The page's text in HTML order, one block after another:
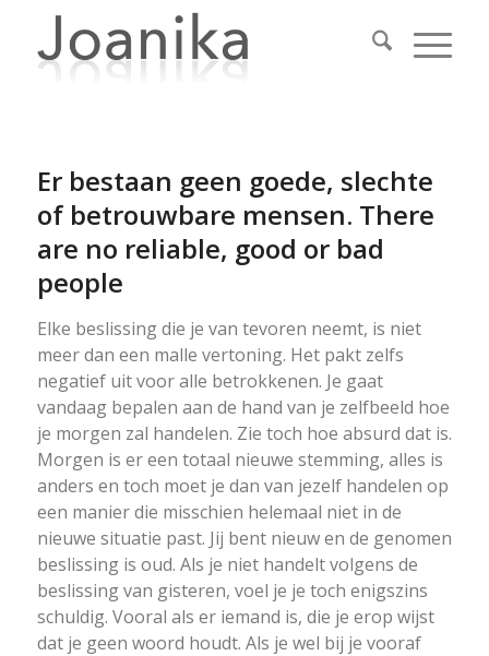
Er bestaan geen goede, slechte
of betrouwbare mensen. There
are no reliable, good or bad
people
Elke beslissing die je van tevoren neemt, is niet
meer dan een malle vertoning. Het pakt zelfs
negatief uit voor alle betrokkenen. Je gaat
vandaag bepalen aan de hand van je zelfbeeld hoe
je morgen zal handelen. Zie toch hoe absurd dat is.
Morgen is er een totaal nieuwe stemming, alles is
anders en toch moet je dan van jezelf handelen op
een manier die misschien helemaal niet in de
nieuwe situatie past. Jij bent nieuw en de genomen
beslissing is oud. Als je niet handelt volgens de
beslissing van gisteren, voel je je toch enigszins
schuldig. Vooral als er iemand is, die je erop wijst
dat je geen woord houdt. Als je wel bij je vooraf